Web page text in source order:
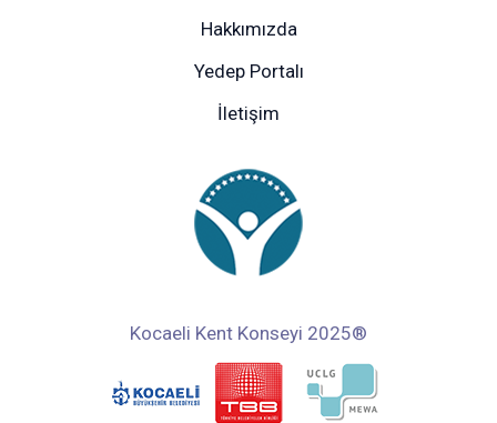
Hakkımızda
Yedep Portalı
İletişim
Kocaeli Kent Konseyi 2025®